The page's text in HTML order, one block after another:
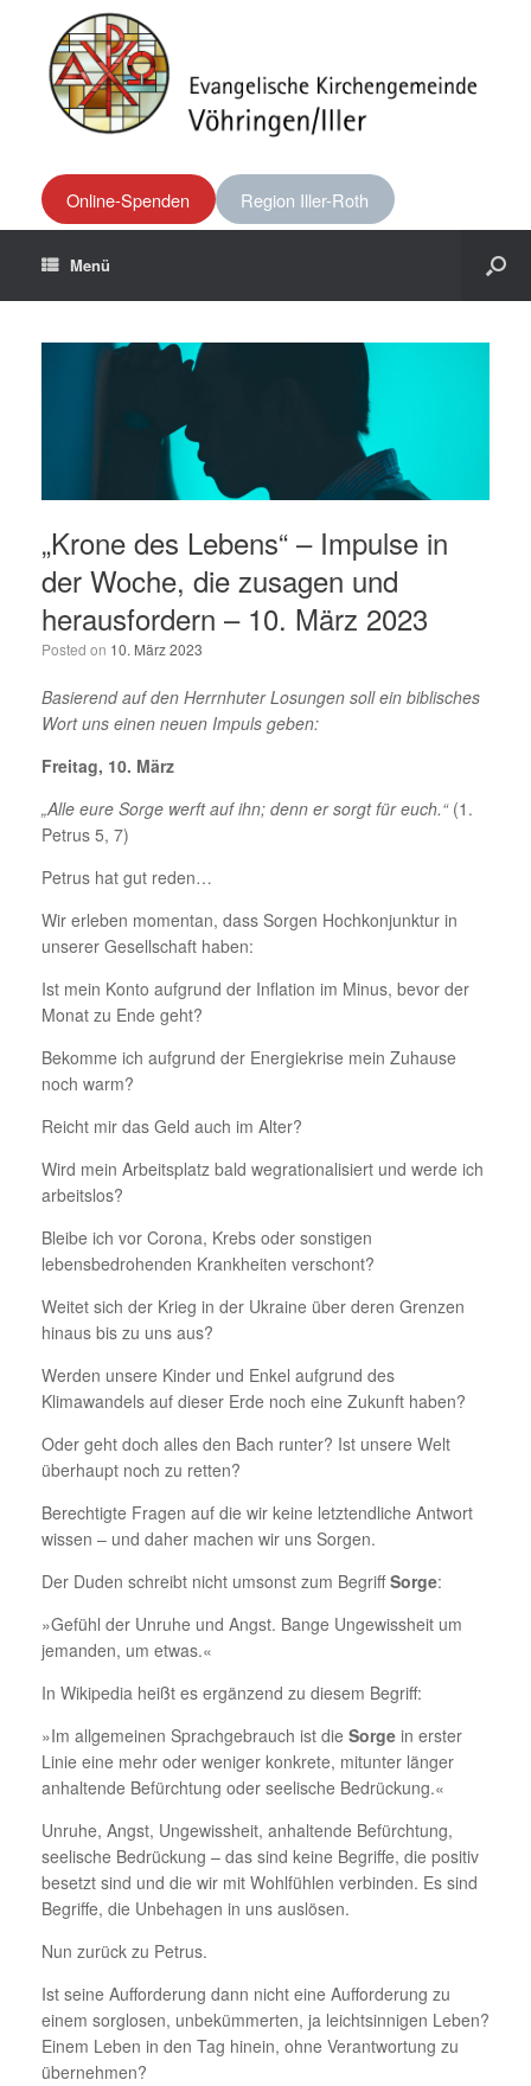
Online-Spenden Region Iller-Roth
Menü
„Krone des Lebens“ – Impulse in
der Woche, die zusagen und
herausfordern – 10. März 2023
Posted on 10. März 2023
Basierend auf den Herrnhuter Losungen soll ein biblisches
Wort uns einen neuen Impuls geben:
Freitag, 10. März
„Alle eure Sorge werft auf ihn; denn er sorgt für euch.“ (1.
Petrus 5, 7)
Petrus hat gut reden…
Wir erleben momentan, dass Sorgen Hochkonjunktur in
unserer Gesellschaft haben:
Ist mein Konto aufgrund der Inflation im Minus, bevor der
Monat zu Ende geht?
Bekomme ich aufgrund der Energiekrise mein Zuhause
noch warm?
Reicht mir das Geld auch im Alter?
Wird mein Arbeitsplatz bald wegrationalisiert und werde ich
arbeitslos?
Bleibe ich vor Corona, Krebs oder sonstigen
lebensbedrohenden Krankheiten verschont?
Weitet sich der Krieg in der Ukraine über deren Grenzen
hinaus bis zu uns aus?
Werden unsere Kinder und Enkel aufgrund des
Klimawandels auf dieser Erde noch eine Zukunft haben?
Oder geht doch alles den Bach runter? Ist unsere Welt
überhaupt noch zu retten?
Berechtigte Fragen auf die wir keine letztendliche Antwort
wissen – und daher machen wir uns Sorgen.
Der Duden schreibt nicht umsonst zum BegriffSorge:
»Gefühl der Unruhe und Angst. Bange Ungewissheit um
jemanden, um etwas.«
In Wikipedia heißt es ergänzend zu diesem Begriff:
»Im allgemeinen Sprachgebrauch ist die Sorge in erster
Linie eine mehr oder weniger konkrete, mitunter länger
anhaltende Befürchtung oder seelische Bedrückung.«
Unruhe, Angst, Ungewissheit, anhaltende Befürchtung,
seelische Bedrückung – das sind keine Begriffe, die positiv
besetzt sind und die wir mit Wohlfühlen verbinden. Es sind
Begriffe, die Unbehagen in uns auslösen.
Nun zurück zu Petrus.
Ist seine Aufforderung dann nicht eine Aufforderung zu
einem sorglosen, unbekümmerten, ja leichtsinnigen Leben?
Einem Leben in den Tag hinein, ohne Verantwortung zu
übernehmen?